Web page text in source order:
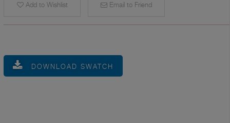
Add to Wishlist Email to Friend
DOWNLOAD SWATCH